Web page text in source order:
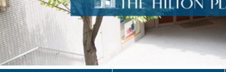
HOME 最新情報 ショップリス
フロアガイド アクセス ヒルトンホテ